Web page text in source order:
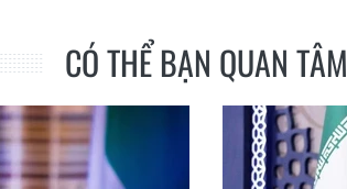
CÓ THỂ BẠN QUAN TÂM